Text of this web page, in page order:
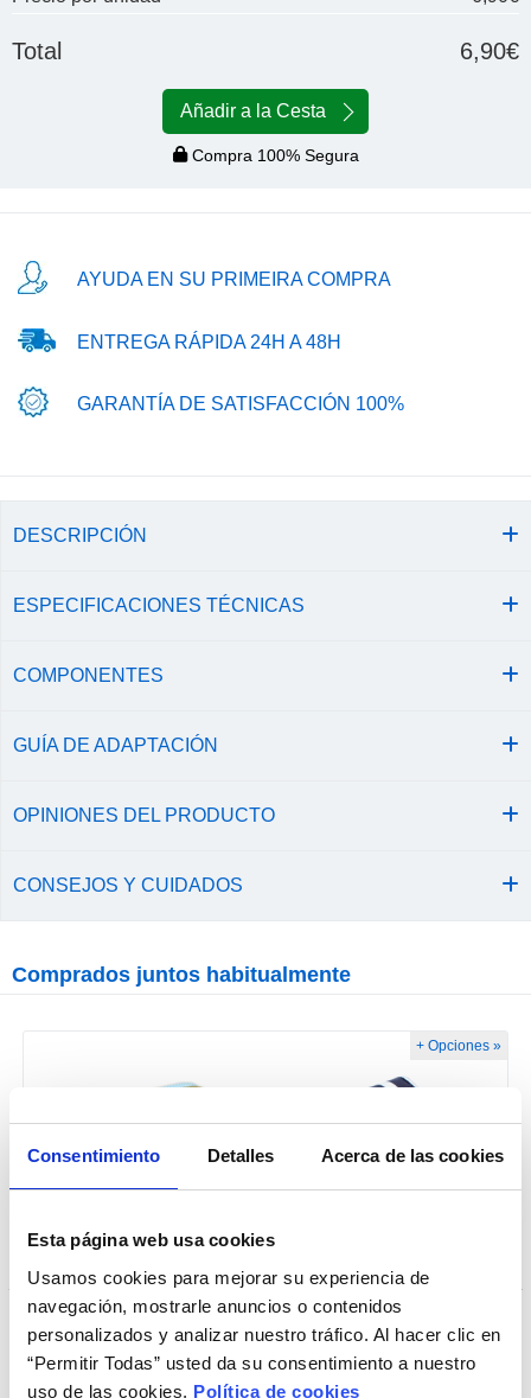
Consentimiento Detalles Acerca de las cookies
Esta página web usa cookies
Usamos cookies para mejorar su experiencia de
navegación, mostrarle anuncios o contenidos
personalizados y analizar nuestro tráfico. Al hacer clic en
“Permitir Todas” usted da su consentimiento a nuestro
uso de las cookies. Política de cookies
Total 6,90€
Añadir a la Cesta
Compra 100% Segura
AYUDA EN SU PRIMEIRA COMPRA
ENTREGA RÁPIDA 24H A 48H
GARANTÍA DE SATISFACCIÓN 100%
DESCRIPCIÓN
ESPECIFICACIONES TÉCNICAS
COMPONENTES
GUÍA DE ADAPTACIÓN
OPINIONES DEL PRODUCTO
CONSEJOS Y CUIDADOS
Comprados juntos habitualmente
Estuche iGo Travel
+ Opciones »